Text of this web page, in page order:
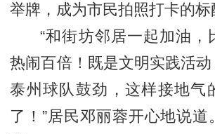
举牌，成为市民拍照打卡的标
“和街坊邻居一起加油，
热闹百倍！既是文明实践活
泰州球队鼓劲，这样接地气
了！”居民邓丽蓉开心地说道